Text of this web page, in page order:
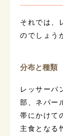
それでは、
のでしょう
分布と種類
レッサーパ
部、ネパー
帯にかけて
主食となる